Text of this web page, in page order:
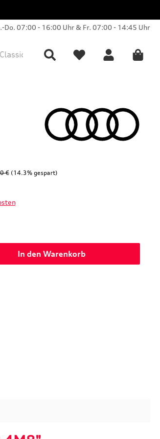
Do. 07:00 - 16:00 Uhr & Fr. 07:00 - 14:45 Uhr
Parts Sale Collection
Preis:
€ (14.3% gespart)
Wert ein oder benutze die Schaltflächen um
In den Warenkorb